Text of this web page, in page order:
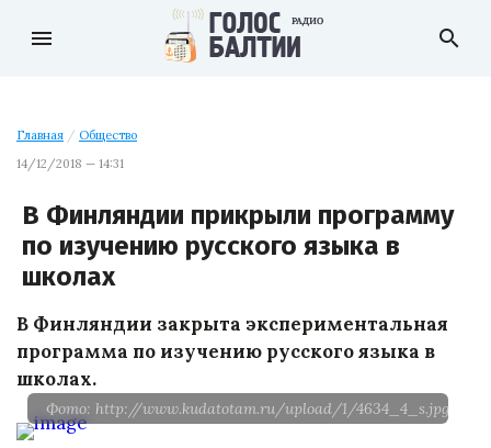
menu search
Главная / Общество
14/12/2018 — 14:31
В Финляндии прикрыли программу
по изучению русского языка в
школах
В Финляндии закрыта экспериментальная
программа по изучению русского языка в
школах.
Фото: http://www.kudatotam.ru/upload/1/4634_4_s.jpg